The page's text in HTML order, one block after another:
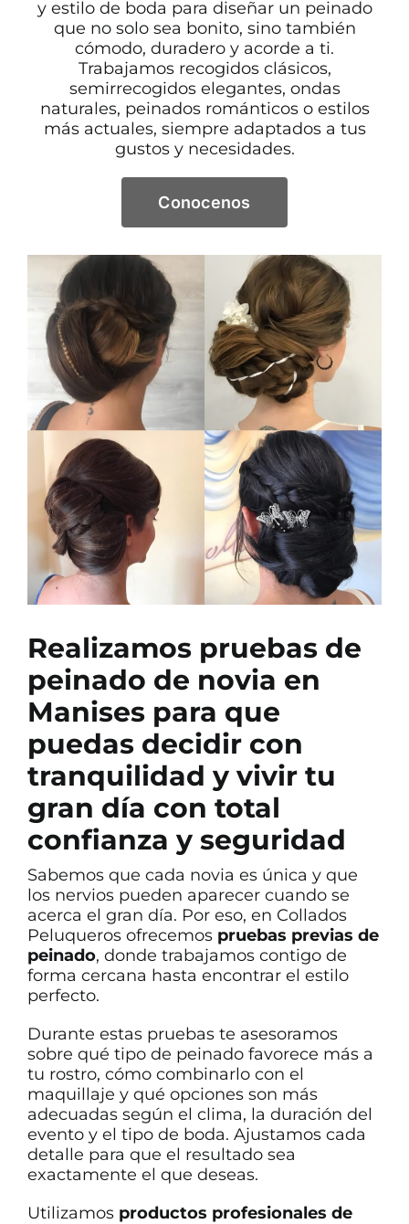
y estilo de boda para diseñar un peinado
que no solo sea bonito, sino también
cómodo, duradero y acorde a ti.
Trabajamos recogidos clásicos,
semirrecogidos elegantes, ondas
naturales, peinados románticos o estilos
más actuales, siempre adaptados a tus
gustos y necesidades.
Conocenos
Realizamos pruebas de
peinado de novia en
Manisespara que
puedas decidir con
tranquilidad y vivir tu
gran día con total
confianza y seguridad
Sabemos que cada novia es única y que
los nervios pueden aparecer cuando se
acerca el gran día. Por eso, en Collados
Peluqueros ofrecemos pruebas previas de
peinado, donde trabajamos contigo de
forma cercana hasta encontrar el estilo
perfecto.
Durante estas pruebas te asesoramos
sobre qué tipo de peinado favorece más a
tu rostro, cómo combinarlo con el
maquillaje y qué opciones son más
adecuadas según el clima, la duración del
evento y el tipo de boda. Ajustamos cada
detalle para que el resultado sea
exactamente el que deseas.
Utilizamos productos profesionales de